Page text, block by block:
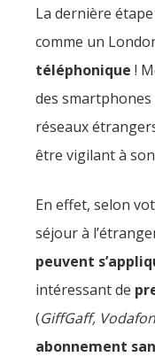
La dernière
comme un
téléphonique !
des
réseaux
être vigilant à
En effet, selon
séjour à
peuvent
intéressant de
(GiffGaff,
abonnement